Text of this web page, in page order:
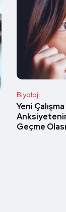
Biyoloji
Yeni
Geçme